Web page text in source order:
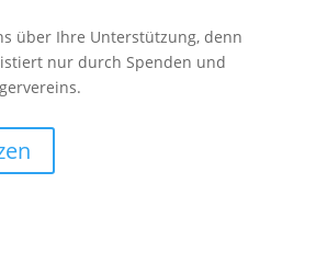
über Ihre Unterstützung, denn
nur durch Spenden und